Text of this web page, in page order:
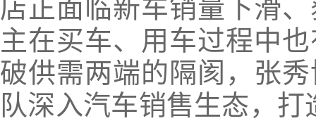
店正面临新车销量下滑
主在买车、用车过程中
破供需两端的隔阂，张
队深入汽车销售生态，